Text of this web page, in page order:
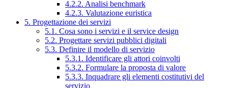
4.2.2. Analisi benchmark
4.2.3. Valutazione euristica
5. Progettazione dei servizi
5.1. Cosa sono i servizi e il service design
5.2. Progettare servizi pubblici digitali
5.3. Definire il modello di servizio
5.3.1. Identificare gli attori coinvolti
5.3.2. Formulare la proposta di valore
5.3.3. Inquadrare gli elementi costitutivi del
servizio